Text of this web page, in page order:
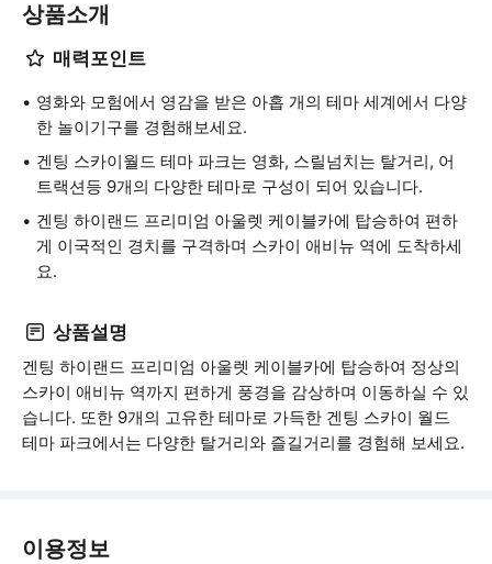
상품소개
매력포인트
영화와 모험에서 영감을 받은 아홉 개의 테마 세계에서 다양
한 놀이기구를 경험해보세요.
겐팅 스카이월드 테마 파크는 영화, 스릴넘치는 탈거리, 어
트랙션등 9개의 다양한 테마로 구성이 되어 있습니다.
겐팅 하이랜드 프리미엄 아울렛 케이블카에 탑승하여 편하
게 이국적인 경치를 구격하며 스카이 애비뉴 역에 도착하세
요.
상품설명
겐팅 하이랜드 프리미엄 아울렛 케이블카에 탑승하여 정상의
스카이 애비뉴 역까지 편하게 풍경을 감상하며 이동하실 수 있
습니다. 또한 9개의 고유한 테마로 가득한 겐팅 스카이 월드
테마 파크에서는 다양한 탈거리와 즐길거리를 경험해 보세요.
이용정보